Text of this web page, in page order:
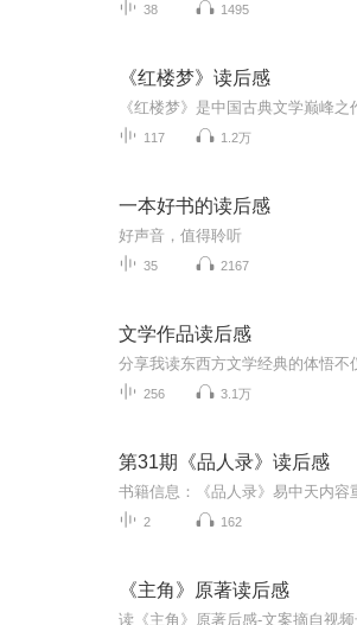
38 1495
《红楼梦》读后感
117 1.2万
一本好书的读后感
好声音，值得聆听
35 2167
文学作品读后感
256 3.1万
第31期《品人录》读后感
2 162
《主角》原著读后感